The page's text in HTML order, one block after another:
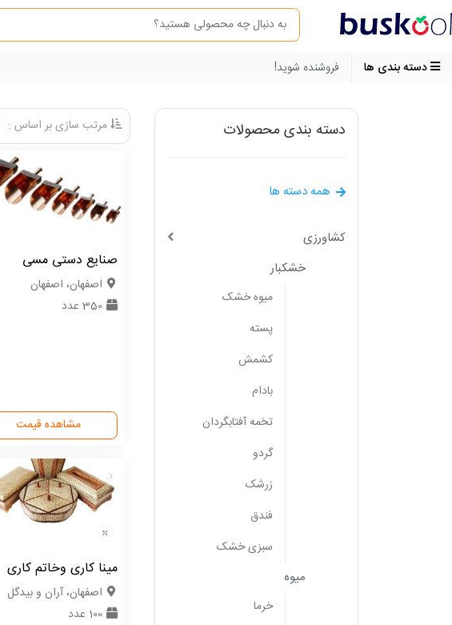
دسته بندی ها
فروشنده شوید!
مرتب سازی بر اساس :
صنایع دستی مسی
اصفهان، اصفهان
350 عدد
مشاهده قیمت
مینا کاری وخاتم کاری
اصفهان، آران و بیدگل
100 عدد
دسته بندی محصولات
همه دسته ها
کشاورزی
خشکبار
میوه خشک
پسته
کشمش
بادام
تخمه آفتابگردان
گردو
زرشک
فندق
سبزی خشک
میوه
خرما